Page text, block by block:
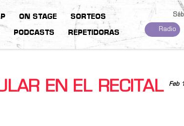
ON STAGE SORTEOS
PODCASTS REPETIDORAS
Radio
Feb
EN EL RECITAL